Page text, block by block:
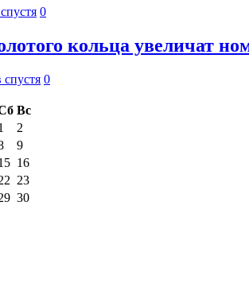
0
кольца увеличат
спустя 0
Вс
2
9
16
23
30